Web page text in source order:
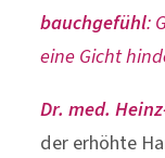
bauchgefühl:
eine Gicht
Dr. med.
der erhöhte